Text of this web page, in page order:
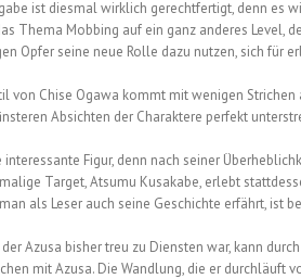
ist diesmal wirklich gerechtfertigt, denn es
Thema Mobbing auf ein ganz anderes Level,
Opfer seine neue Rolle dazu nutzen, sich für
von Chise Ogawa kommt mit wenigen
Absichten der Charaktere perfekt
interessante Figur, denn nach seiner
Target, Atsumu Kusakabe, erlebt
als Leser auch seine Geschichte erfährt, ist
Azusa bisher treu zu Diensten war, kann
mit Azusa. Die Wandlung, die er durchläuft